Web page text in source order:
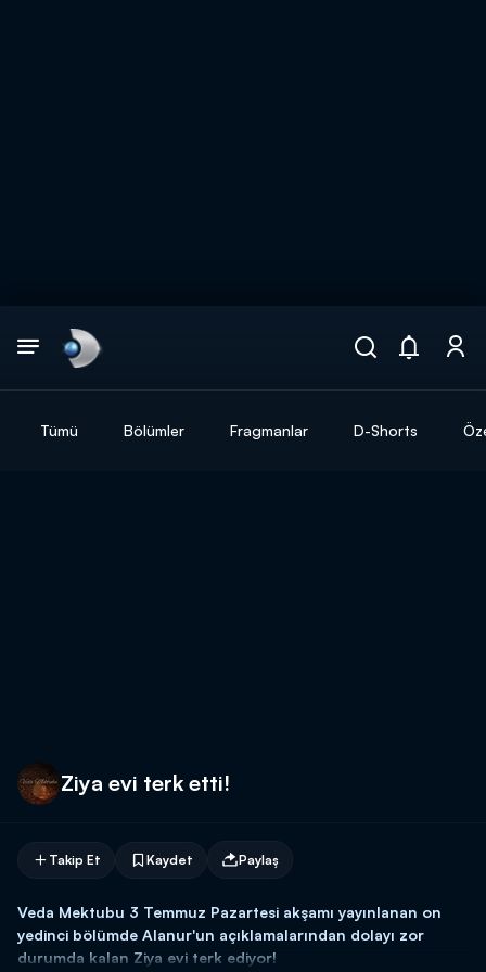
Tümü Bölümler Fragmanlar D-Shorts
Ziya evi terk etti!
Takip Et Kaydet Paylaş
Veda Mektubu 3 Temmuz Pazartesi akşamı yayınlanan on
yedinci bölümde Alanur'un açıklamalarından dolayı zor
durumda kalan Ziya evi terk ediyor!